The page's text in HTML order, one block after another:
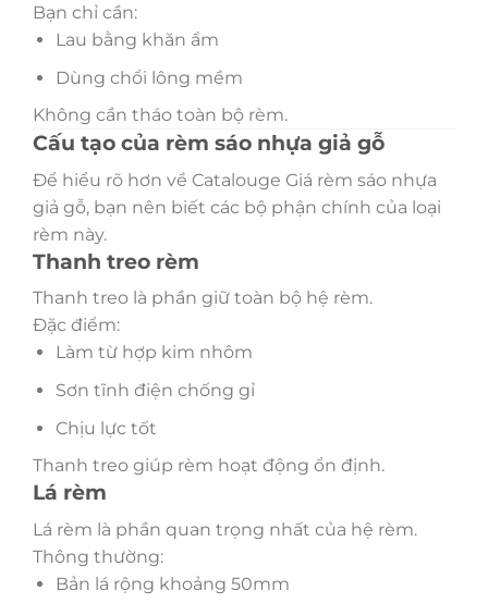
Bạn chỉ cần:
Lau bằng khăn ẩm
Dùng chổi lông mềm
Không cần tháo toàn bộ rèm.
Cấu tạo của rèm sáo nhựa giả gỗ
Để hiểu rõ hơn về Catalouge Giá rèm sáo nhựa
giả gỗ, bạn nên biết các bộ phận chính của loại
rèm này.
Thanh treo rèm
Thanh treo là phần giữ toàn bộ hệ rèm.
Đặc điểm:
Làm từ hợp kim nhôm
Sơn tĩnh điện chống gỉ
Chịu lực tốt
Thanh treo giúp rèm hoạt động ổn định.
Lá rèm
Lá rèm là phần quan trọng nhất của hệ rèm.
Thông thường:
Bản lá rộng khoảng 50mm